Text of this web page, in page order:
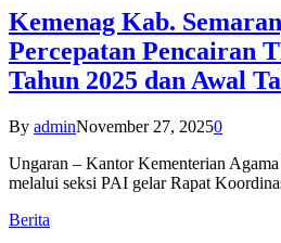
Kemenag Kab.
Percepatan Pencairan
Tahun 2025 dan Awal
By adminNovember 27, 20250
Ungaran – Kantor Kementerian
melalui seksi PAI gelar Rapat
Berita